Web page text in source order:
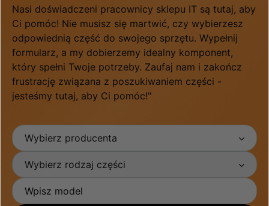
Nasi doświadczeni pracownicy sklepu IT są tutaj, aby
Ci pomóc! Nie musisz się martwić, czy wybierzesz
odpowiednią część do swojego sprzętu. Wypełnij
formularz, a my dobierzemy idealny komponent,
który spełni Twoje potrzeby. Zaufaj nam i zakończ
frustrację związana z poszukiwaniem części -
jesteśmy tutaj, aby Ci pomóc!"
Wybierz producenta
Wybierz rodzaj części